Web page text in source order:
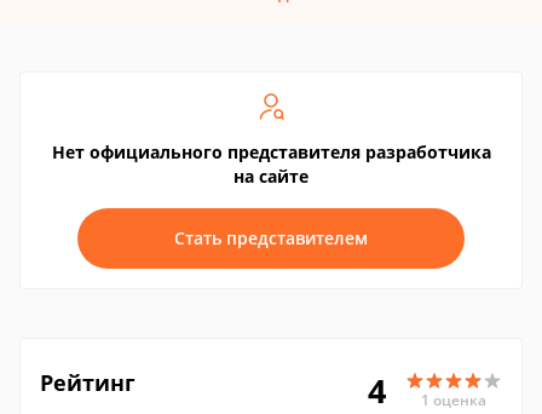
Нет официального представителя разработчика
на сайте
Стать представителем
Рейтинг 4 1 оценка